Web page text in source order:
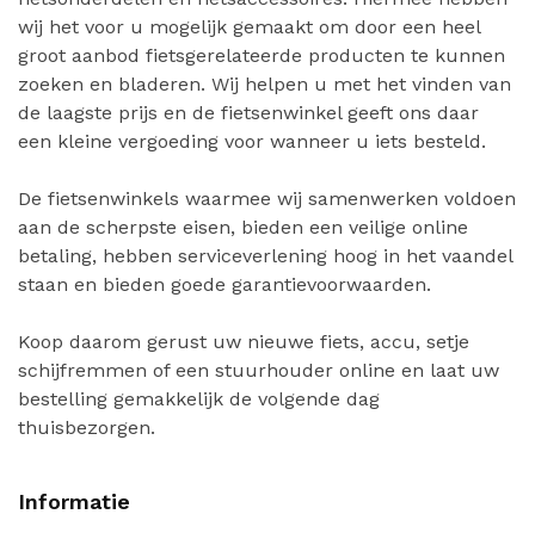
wij het voor u mogelijk gemaakt om door een heel
groot aanbod fietsgerelateerde producten te kunnen
zoeken en bladeren. Wij helpen u met het vinden van
de laagste prijs en de fietsenwinkel geeft ons daar
een kleine vergoeding voor wanneer u iets besteld.
De fietsenwinkels waarmee wij samenwerken voldoen
aan de scherpste eisen, bieden een veilige online
betaling, hebben serviceverlening hoog in het vaandel
staan en bieden goede garantievoorwaarden.
Koop daarom gerust uw nieuwe fiets, accu, setje
schijfremmen of een stuurhouder online en laat uw
bestelling gemakkelijk de volgende dag
thuisbezorgen.
Informatie